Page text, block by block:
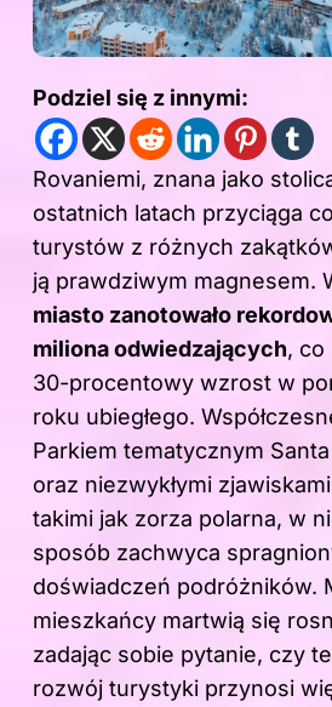
Podziel się z innymi:
Rovaniemi, znana jako
ostatnich latach przyciąga
turystów z różnych
ją prawdziwym magnesem.
miasto zanotowało
miliona odwiedzających, co
30-procentowy wzrost w
roku ubiegłego.
Parkiem tematycznym
oraz niezwykłymi
takimi jak zorza polarna, w
sposób zachwyca
doświadczeń podróżników.
mieszkańcy martwią się
zadając sobie pytanie, czy
rozwój turystyki przynosi